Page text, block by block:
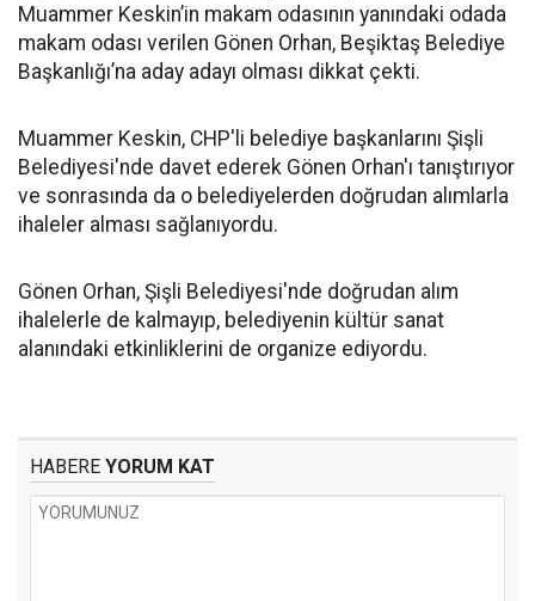
Muammer Keskin’in makam odasının yanındaki odada
makam odası verilen Gönen Orhan, Beşiktaş Belediye
Başkanlığı’na aday adayı olması dikkat çekti.
Muammer Keskin, CHP'li belediye başkanlarını Şişli
Belediyesi'nde davet ederek Gönen Orhan'ı tanıştırıyor
ve sonrasında da o belediyelerden doğrudan alımlarla
ihaleler alması sağlanıyordu.
Gönen Orhan, Şişli Belediyesi'nde doğrudan alım
ihalelerle de kalmayıp, belediyenin kültür sanat
alanındaki etkinliklerini de organize ediyordu.
HABERE YORUM KAT